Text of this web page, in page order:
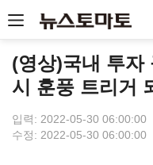
(영상)국내 투
시 훈풍 트리거
입력: 2022-05-30 06:00:00
수정: 2022-05-30 06:00:00